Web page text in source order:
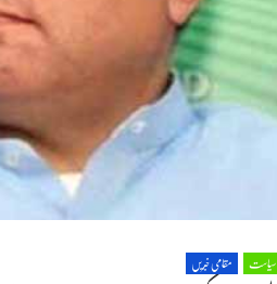
سیاست مقامی خبریں